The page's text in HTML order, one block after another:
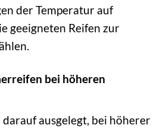
der Temperatur auf
geeigneten Reifen zur
bei höheren
ausgelegt, bei höherer